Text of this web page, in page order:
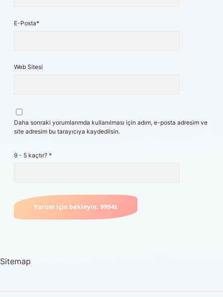
E-Posta*
Web Sitesi
Daha sonraki yorumlarımda kullanılması için adım, e-posta adresim ve
site adresim bu tarayıcıya kaydedilsin.
9 - 5 kaçtır? *
Sitemap